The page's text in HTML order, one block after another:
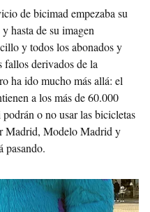
de bicimad empezaba su
hasta de su imagen
y todos los abonados y
fallos derivados de la
ha ido mucho más allá: el
a los más de 60.000
o no usar las bicicletas
Madrid, Modelo Madrid y
pasando.